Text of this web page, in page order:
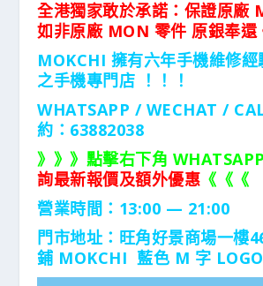
全港獨家敢於承諾：保證原廠
如非原廠 MON 零件 原銀奉還
MOKCHI 擁有六年手機維修經
之手機專門店 ！！！
WHATSAPP / WECHAT /
約：63882038
》》》點擊右下角
詢最新報價及額外優惠 《《《
營業時間：13:00 — 21:00
門市地址： 旺角好景商場一樓
鋪 MOKCHI 藍色 M 字 LOGO